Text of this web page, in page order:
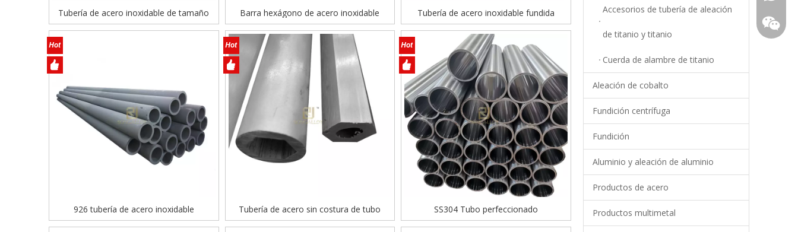
Tubería de acero inoxidable de tamaño
pequeño
Barra hexágono de acero inoxidable
Tubería de acero inoxidable fundida
centrífuga
926 tubería de acero inoxidable
Tubería de acero sin costura de tubo
hexagonal
SS304 Tubo perfeccionado
Accesorios de tubería de aleación
de titanio y titanio
Cuerda de alambre de titanio
Aleación de cobalto
Fundición centrífuga
Fundición
Aluminio y aleación de aluminio
Productos de acero
Productos multimetal